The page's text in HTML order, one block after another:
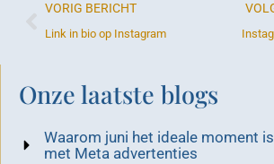
VORIG BERICHT
Link in bio op Instagram
Onze laatste blogs
Waarom juni het ideale moment
met Meta advertenties